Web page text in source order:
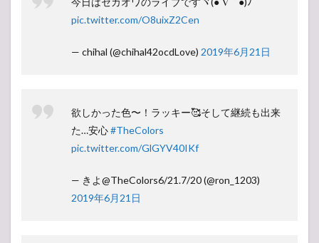
pic.twitter.com/O8uixZ2Cen
— chihal (@chihal42ocdLove) 2019年6月21日
欲しかった色〜！ラッキー🥰そして継続も出来
た…安心#TheColors
pic.twitter.com/GlGYV40IKf
— きよ@TheColors6/21.7/20 (@ron_1203)
2019年6月21日